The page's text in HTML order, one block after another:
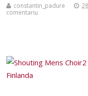
constantin_padure
comentariu